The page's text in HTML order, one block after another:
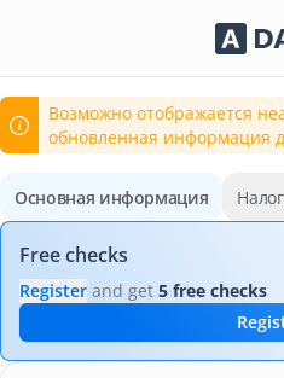
Возможно отображается
обновленная информация
Основная информация
Free checks
Register and get 5 free checks